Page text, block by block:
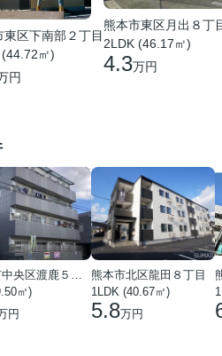
東区下南部２丁目
㎡)
円
熊本市東区月出８丁
2LDK (46.17㎡)
4.3万円
熊本市中央区渡鹿５丁目
㎡)
円
熊本市北区龍田８丁目
1LDK (40.67㎡)
5.8万円